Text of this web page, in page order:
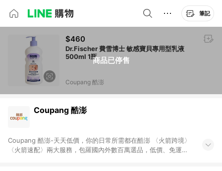
筆記
商品已停售
$460
Dr.Fischer 費雪博士 敏感寶貝專用型乳液
500ml 1瓶
Coupang 酷澎
Coupang 酷澎
Coupang 酷澎-天天低價，你的日常所需都在酷澎 〈火箭跨境〉
〈火箭速配〉兩大服務，包羅國內外數百萬選品，低價、免運，